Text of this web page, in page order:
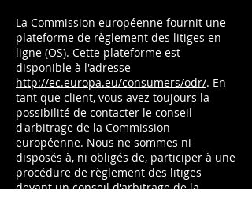
La Commission européenne fournit une
plateforme de règlement des litiges en
ligne (OS). Cette plateforme est
disponible à l'adresse
http://ec.europa.eu/consumers/odr/. En
tant que client, vous avez toujours la
possibilité de contacter le conseil
d'arbitrage de la Commission
européenne. Nous ne sommes ni
disposés à, ni obligés de, participer à une
procédure de règlement des litiges
devant un conseil d'arbitrage de la